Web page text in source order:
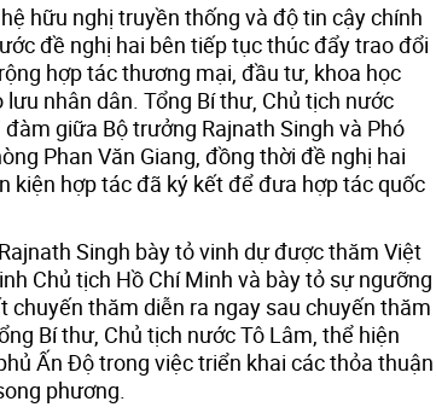
hữu nghị truyền thống và độ tin cậy chính
đề nghị hai bên tiếp tục thúc đẩy trao đổi
hợp tác thương mại, đầu tư, khoa học
nhân dân. Tổng Bí thư, Chủ tịch nước
giữa Bộ trưởng Rajnath Singh và Phó
Phan Văn Giang, đồng thời đề nghị hai
kiện hợp tác đã ký kết để đưa hợp tác quốc
Singh bày tỏ vinh dự được thăm Việt
Chủ tịch Hồ Chí Minh và bày tỏ sự ngưỡng
chuyến thăm diễn ra ngay sau chuyến thăm
Bí thư, Chủ tịch nước Tô Lâm, thể hiện
Ấn Độ trong việc triển khai các thỏa thuận
phương.